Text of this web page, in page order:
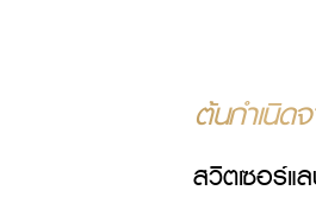
ต้นกำเนิด
สวิตเซอร์แ